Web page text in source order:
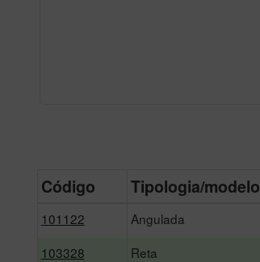
Código Tipologia/modelo
101122 Angulada
103328
Reta